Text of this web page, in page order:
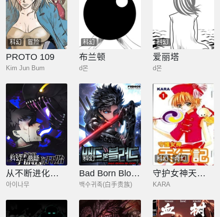
科幻 冒险
PROTO 109
Kim Jun Bum
科幻
布兰顿
d몬
科幻
爱丽塔
d몬
科幻 悬疑
从不断进化的宇宙怪物开始
아이나무
科幻
Bad Born Blood
백수귀족(白手贵族)
科幻 奇幻
守护女神天行记
KARA